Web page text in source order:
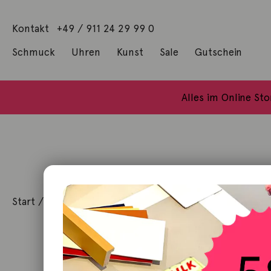
Kontakt +49 / 911 24 29 99 0
Schmuck Uhren Kunst Sale Gutschein
Alles im Online
Start / Schmuck Ohrschmuck/ Ohrschmuck